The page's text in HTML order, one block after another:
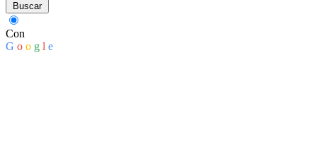
Buscar
Con
G o o g l e